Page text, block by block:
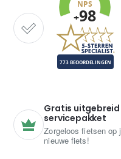
Gratis uitgebreid
servicepakket
Zorgeloos fietsen op
nieuwe fiets!